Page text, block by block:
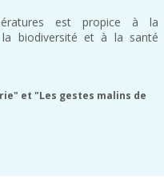
est propice à la
biodiversité et à la santé
et "Les gestes malins de